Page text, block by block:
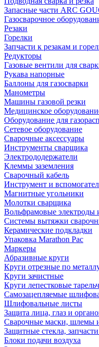
Запасные части ARC
Газосварочное
Резаки
Горелки
Запчасти к резакам и
Редукторы
Газовые вентили для
Рукава напорные
Баллоны для газосварки
Манометры
Машины газовой резки
Медицинское
Оборудование для
Сетевое оборудование
Сварочные аксессуары
Инструменты сварщика
Электрододержатели
Клеммы заземления
Сварочный кабель
Инструмент и
Магнитные угольники
Молотки сварщика
Вольфрамовые электроды
Системы вытяжки
Керамические подкладки
Упаковка Marathon Pac
Маркеры
Абразивные круги
Круги отрезные по
Круги зачистные
Круги лепестковые
Самозацепляемые
Шлифовальные листы
Защита лица, глаз и
Сварочные маски, шлемы
Защитные стекла,
Блоки подачи воздуха